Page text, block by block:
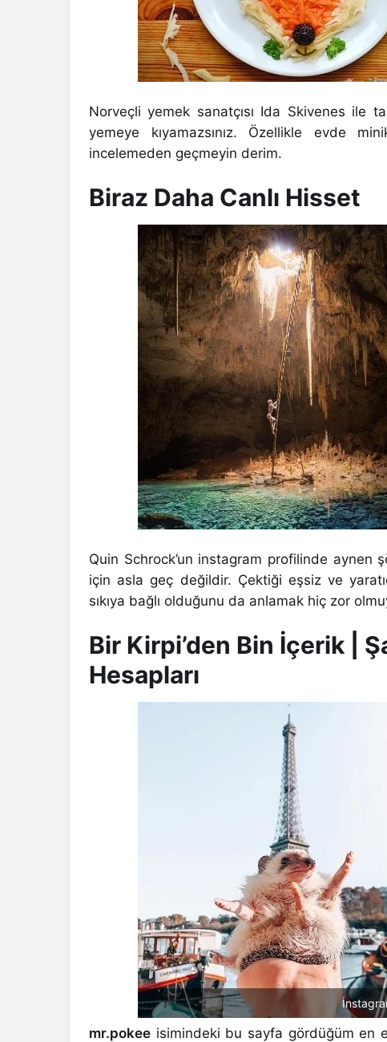
Norveçli yemek sanatçısı Ida Skivenes ile
yemeye kıyamazsınız. Özellikle evde
incelemeden geçmeyin derim.
Biraz Daha Canlı Hisset
Quin Schrock’un instagram profilinde aynen
için asla geç değildir. Çektiği eşsiz ve
sıkıya bağlı olduğunu da anlamak hiç zor
Bir Kirpi’den Bin İçerik |
Hesapları
mr.pokee isimindeki bu sayfa gördüğüm en